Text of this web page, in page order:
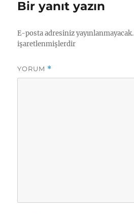
Bir yanıt yazın
E-posta adresiniz yayınlanmayacak.
işaretlenmişlerdir
YORUM *